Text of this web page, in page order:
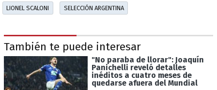
LIONEL SCALONI SELECCIÓN ARGENTINA
También te puede interesar
"No paraba de llorar": Joaquín
Panichelli reveló detalles
inéditos a cuatro meses de
quedarse afuera del Mundial